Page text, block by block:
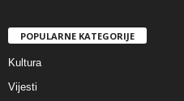
POPULARNE KATEGORIJE
Kultura
Vijesti